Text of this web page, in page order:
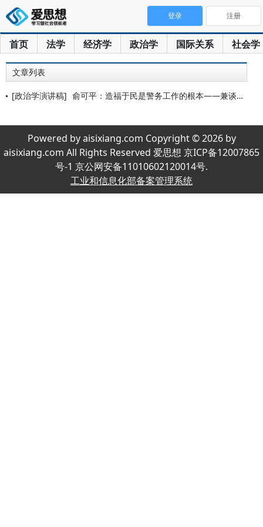
首页 法学 经济学 政治学 国际关系 社会学
登录 注册
文章列表
[政治学演讲稿] 俞可平：造福于民是警务工作的根本——兼谈警务工作与社会管理创
Powered by aisixiang.com Copyright © 2026 by
aisixiang.com All Rights Reserved 爱思想 京ICP备12007865
号-1 京公网安备11010602120014号.
工业和信息化部备案管理系统